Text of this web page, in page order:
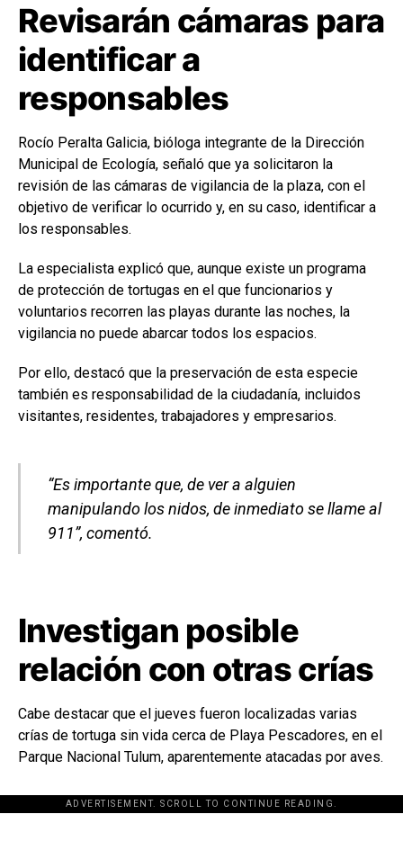
Revisarán cámaras para
identificar a
responsables
Rocío Peralta Galicia, bióloga integrante de la Dirección
Municipal de Ecología, señaló que ya solicitaron la
revisión de las cámaras de vigilancia de la plaza, con el
objetivo de verificar lo ocurrido y, en su caso, identificar a
los responsables.
La especialista explicó que, aunque existe un programa
de protección de tortugas en el que funcionarios y
voluntarios recorren las playas durante las noches, la
vigilancia no puede abarcar todos los espacios.
Por ello, destacó que la preservación de esta especie
también es responsabilidad de la ciudadanía, incluidos
visitantes, residentes, trabajadores y empresarios.
“Es importante que, de ver a alguien
manipulando los nidos, de inmediato se llame al
911”, comentó.
Investigan posible
relación con otras crías
Cabe destacar que el jueves fueron localizadas varias
crías de tortuga sin vida cerca de Playa Pescadores, en el
Parque Nacional Tulum, aparentemente atacadas por aves.
ADVERTISEMENT. SCROLL TO CONTINUE READING.
[adsforwp id="243463"]